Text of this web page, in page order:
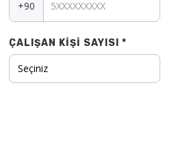
+90
ÇALIŞAN KIŞI SAYISI *